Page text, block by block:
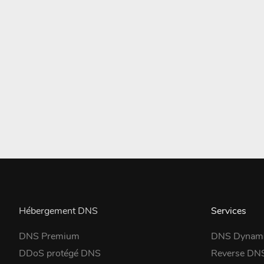
Hébergement DNS
DNS Premium
DDoS protégé DNS
Services
DNS
Reverse